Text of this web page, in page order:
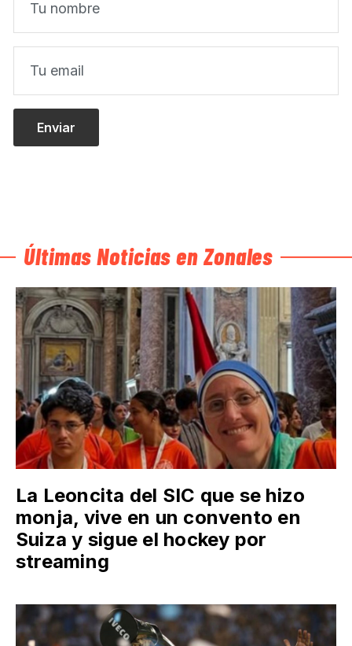
Últimas Noticias en Zonales
La Leoncita del SIC que se hizo
monja, vive en un convento en
Suiza y sigue el hockey por
streaming